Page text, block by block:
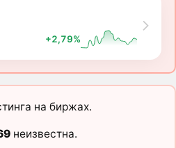
+2,79%
на биржах.
неизвестна.